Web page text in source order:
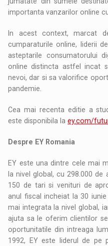
importanta vanzarilor online
In acest context, marcat
cumparaturile online, liderii
asteptarile consumatorului
online distincta astfel incat
nevoi, dar si sa valorifice
pandemie.
Cea mai recenta editie a
este disponibila laey.com/
Despre EY Romania
EY este una dintre cele mai
la nivel global, cu 298.000
150 de tari si venituri de
anul fiscal incheiat la 30
mai integrata la nivel global,
ajuta sa le oferim clientilor
oportunitatile din intreaga
1992, EY este liderul de pe